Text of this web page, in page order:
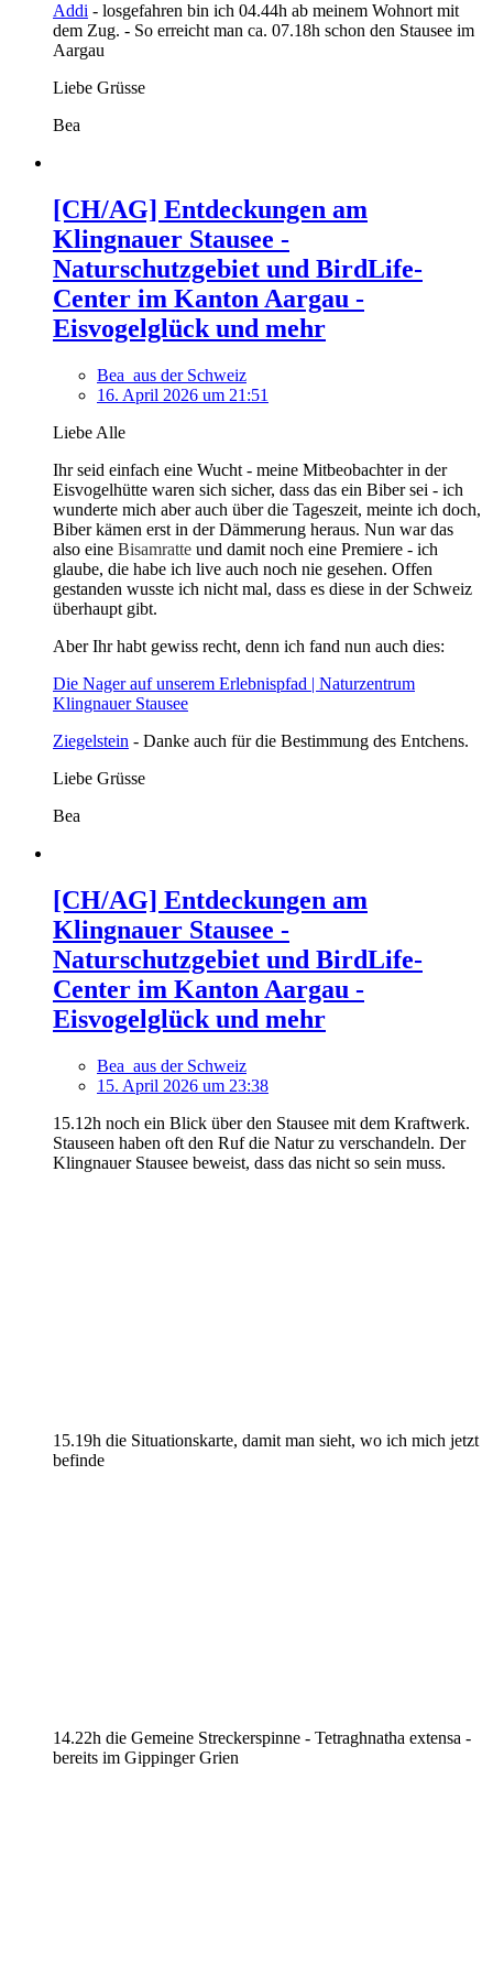
Addi - losgefahren bin ich 04.44h ab meinem Wohnort mit
dem Zug. - So erreicht man ca. 07.18h schon den Stausee im
Aargau
Liebe Grüsse
Bea
[CH/AG] Entdeckungen am
Klingnauer Stausee -
Naturschutzgebiet und BirdLife-
Center im Kanton Aargau -
Eisvogelglück und mehr
Bea_aus der Schweiz
16. April 2026 um 21:51
Liebe Alle
Ihr seid einfach eine Wucht - meine Mitbeobachter in der
Eisvogelhütte waren sich sicher, dass das ein Biber sei - ich
wunderte mich aber auch über die Tageszeit, meinte ich doch,
Biber kämen erst in der Dämmerung heraus. Nun war das
also eine Bisamratte und damit noch eine Premiere - ich
glaube, die habe ich live auch noch nie gesehen. Offen
gestanden wusste ich nicht mal, dass es diese in der Schweiz
überhaupt gibt.
Aber Ihr habt gewiss recht, denn ich fand nun auch dies:
Die Nager auf unserem Erlebnispfad | Naturzentrum
Klingnauer Stausee
Ziegelstein - Danke auch für die Bestimmung des Entchens.
Liebe Grüsse
Bea
[CH/AG] Entdeckungen am
Klingnauer Stausee -
Naturschutzgebiet und BirdLife-
Center im Kanton Aargau -
Eisvogelglück und mehr
Bea_aus der Schweiz
15. April 2026 um 23:38
15.12h noch ein Blick über den Stausee mit dem Kraftwerk.
Stauseen haben oft den Ruf die Natur zu verschandeln. Der
Klingnauer Stausee beweist, dass das nicht so sein muss.
15.19h die Situationskarte, damit man sieht, wo ich mich jetzt
befinde
14.22h die Gemeine Streckerspinne - Tetraghnatha extensa -
bereits im Gippinger Grien